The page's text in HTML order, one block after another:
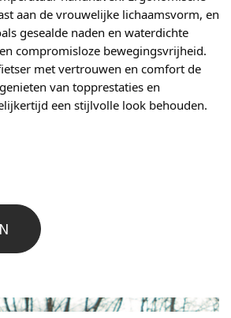
aan de vrouwelijke lichaamsvorm, en
gesealde naden en waterdichte
compromisloze bewegingsvrijheid.
met vertrouwen en comfort de
van topprestaties en
een stijlvolle look behouden.